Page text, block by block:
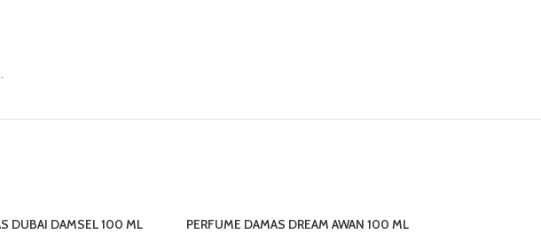
DUBAI DAMSEL 100 ML PERFUME DAMAS DREAM AWAN 100 ML